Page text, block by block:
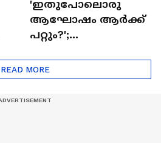
'ഇതുപോലൊരു
ആഘോഷം ആർക്ക്
പറ്റും?';
പ്രീമിയർ ലീ​ഗ് കിരീട
നേട്ടം
READ MORE